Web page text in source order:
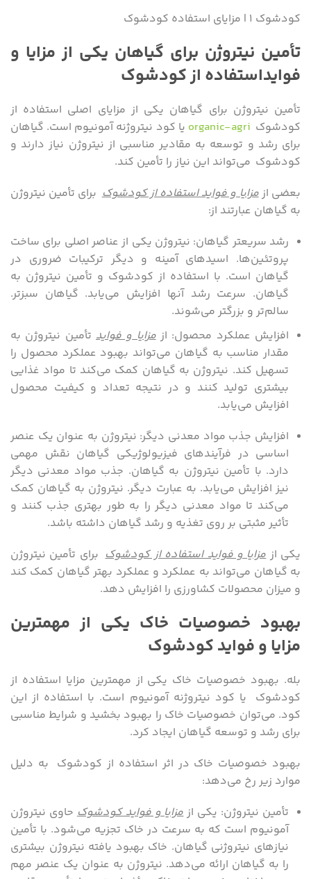
کودشوک ۱ | مزایای استفاده کودشوک
تأمین نیتروژن برای گیاهان یکی از مزایا و
فوایداستفاده از کودشوک
تأمین نیتروژن برای گیاهان یکی از مزایای اصلی استفاده از
کودشوک
یا کود نیتروژنه آمونیوم است. گیاهان
برای رشد و توسعه به مقادیر مناسبی از نیتروژن نیاز دارند و
کودشوک می‌تواند این نیاز را تأمین کند.
بعضی ازمزایا و فواید استفاده از کودشوکبرای تأمین نیتروژن
به گیاهان عبارتند از:
رشد سریعتر گیاهان: نیتروژن یکی از عناصر اصلی برای ساخت
پروتئین‌ها. اسیدهای آمینه و دیگر ترکیبات ضروری در
گیاهان است. با استفاده از کودشوک و تأمین نیتروژن به
گیاهان. سرعت رشد آنها افزایش می‌یابد. گیاهان سبزتر.
سالم‌تر و بزرگتر می‌شوند.
افزایش عملکرد محصول: ازمزایا و فواید تأمین نیتروژن به
مقدار مناسب به گیاهان می‌تواند بهبود عملکرد محصول را
تسهیل کند. نیتروژن به گیاهان کمک می‌کند تا مواد غذایی
بیشتری تولید کنند و در نتیجه تعداد و کیفیت محصول
افزایش می‌یابد.
افزایش جذب مواد معدنی دیگر: نیتروژن به عنوان یک عنصر
اساسی در فرآیندهای فیزیولوژیکی گیاهان نقش مهمی
دارد. با تأمین نیتروژن به گیاهان. جذب مواد معدنی دیگر
نیز افزایش می‌یابد. به عبارت دیگر. نیتروژن به گیاهان کمک
می‌کند تا مواد معدنی دیگر را به طور بهتری جذب کنند و
تأثیر مثبتی بر روی تغذیه و رشد گیاهان داشته باشد.
یکی ازمزایا و فواید استفاده از کودشوکبرای تأمین نیتروژن
به گیاهان می‌تواند به عملکرد و عملکرد بهتر گیاهان کمک کند
و میزان محصولات کشاورزی را افزایش دهد.
بهبود خصوصیات خاک یکی از مهمترین
مزایا و فواید کودشوک
بله. بهبود خصوصیات خاک یکی از مهمترین مزایا استفاده از
کودشوک یا کود نیتروژنه آمونیوم است. با استفاده از این
کود. می‌توان خصوصیات خاک را بهبود بخشید و شرایط مناسبی
برای رشد و توسعه گیاهان ایجاد کرد.
بهبود خصوصیات خاک در اثر استفاده از کودشوک به دلیل
موارد زیر رخ می‌دهد:
تأمین نیتروژن: یکی ازمزایا و فواید کودشوکحاوی نیتروژن
آمونیوم است که به سرعت در خاک تجزیه می‌شود. با تأمین
نیازهای نیتروژنی گیاهان. خاک بهبود یافته نیتروژن بیشتری
را به گیاهان ارائه می‌دهد. نیتروژن به عنوان یک عنصر مهم